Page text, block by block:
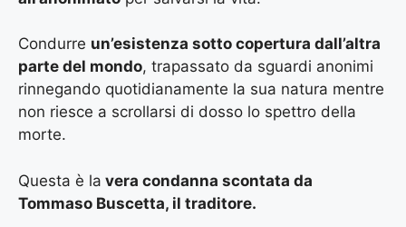
Condurre un’esistenza sotto copertura dall’altra
parte del mondo, trapassato da sguardi anonimi
rinnegando quotidianamente la sua natura mentre
non riesce a scrollarsi di dosso lo spettro della
morte.
Questa è la vera condanna scontata da
Tommaso Buscetta, il traditore.